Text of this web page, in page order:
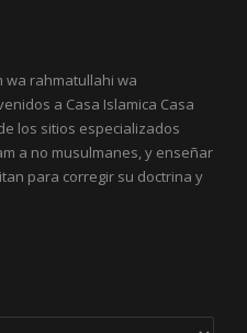
wa rahmatullahi wa
a Casa Islamica Casa
los sitios especializados
a no musulmanes, y enseñar
para corregir su doctrina y